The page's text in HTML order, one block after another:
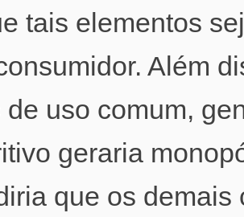
tais elementos
Além
de uso comum,
geraria
que os